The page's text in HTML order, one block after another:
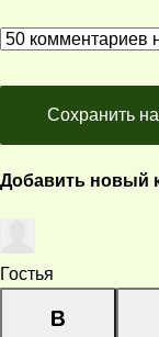
Сохранить
Добавить новый
Гостья